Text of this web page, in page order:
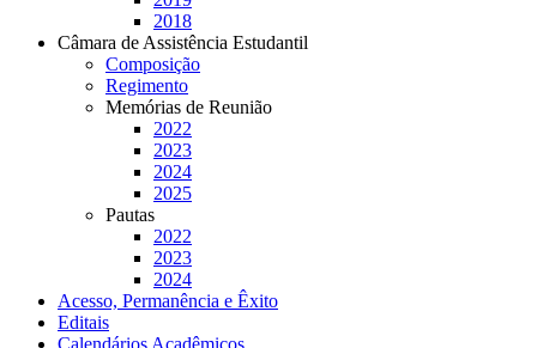
2018
Câmara de Assistência Estudantil
Composição
Regimento
Memórias de Reunião
2022
2023
2024
2025
Pautas
2022
2023
2024
Acesso, Permanência e Êxito
Editais